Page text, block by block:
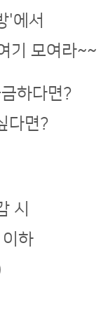
'에서
기 모여라~~
하다면?
다면?
시
하